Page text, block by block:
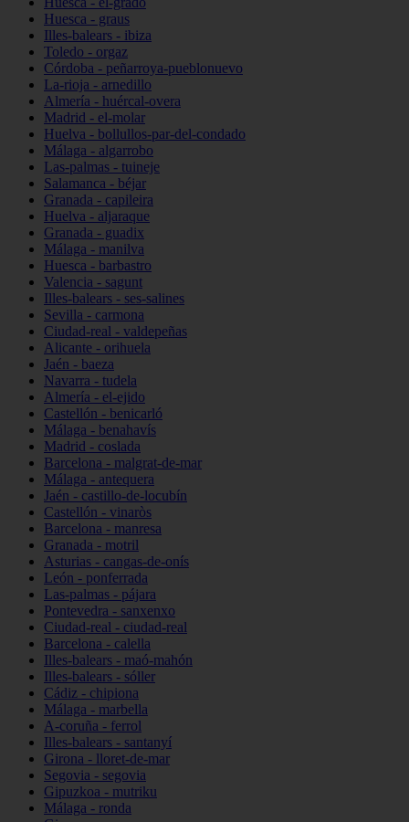
Huesca - graus
Illes-balears - ibiza
Toledo - orgaz
Córdoba - peñarroya-pueblonuevo
La-rioja - arnedillo
Almería - huércal-overa
Madrid - el-molar
Huelva - bollullos-par-del-condado
Málaga - algarrobo
Las-palmas - tuineje
Salamanca - béjar
Granada - capileira
Huelva - aljaraque
Granada - guadix
Málaga - manilva
Huesca - barbastro
Valencia - sagunt
Illes-balears - ses-salines
Sevilla - carmona
Ciudad-real - valdepeñas
Alicante - orihuela
Jaén - baeza
Navarra - tudela
Almería - el-ejido
Castellón - benicarló
Málaga - benahavís
Madrid - coslada
Barcelona - malgrat-de-mar
Málaga - antequera
Jaén - castillo-de-locubín
Castellón - vinaròs
Barcelona - manresa
Granada - motril
Asturias - cangas-de-onís
León - ponferrada
Las-palmas - pájara
Pontevedra - sanxenxo
Ciudad-real - ciudad-real
Barcelona - calella
Illes-balears - maó-mahón
Illes-balears - sóller
Cádiz - chipiona
Málaga - marbella
A-coruña - ferrol
Illes-balears - santanyí
Girona - lloret-de-mar
Segovia - segovia
Gipuzkoa - mutriku
Málaga - ronda